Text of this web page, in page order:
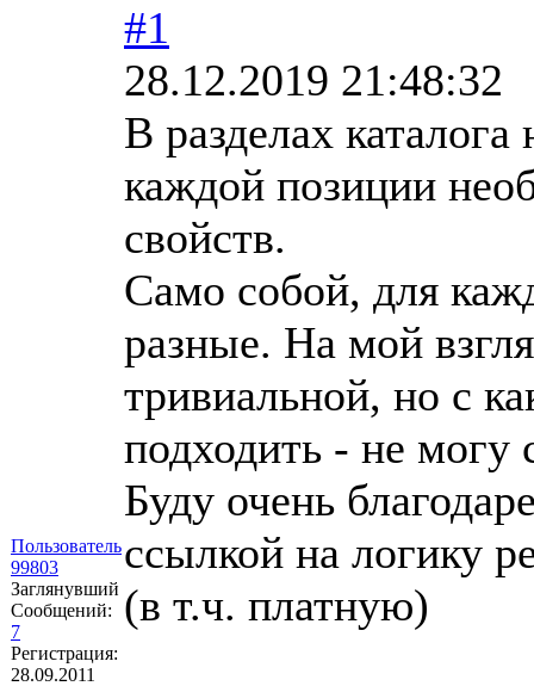
Пользователь
99803
Заглянувший
Сообщений:
7
Регистрация:
28.09.2011
#1
28.12.2019 21:48:32
В разделах каталога
каждой позиции
свойств.
Само собой, для
разные. На мой
тривиальной, но с
подходить - не могу
Буду очень
ссылкой на логику
(в т.ч. платную)